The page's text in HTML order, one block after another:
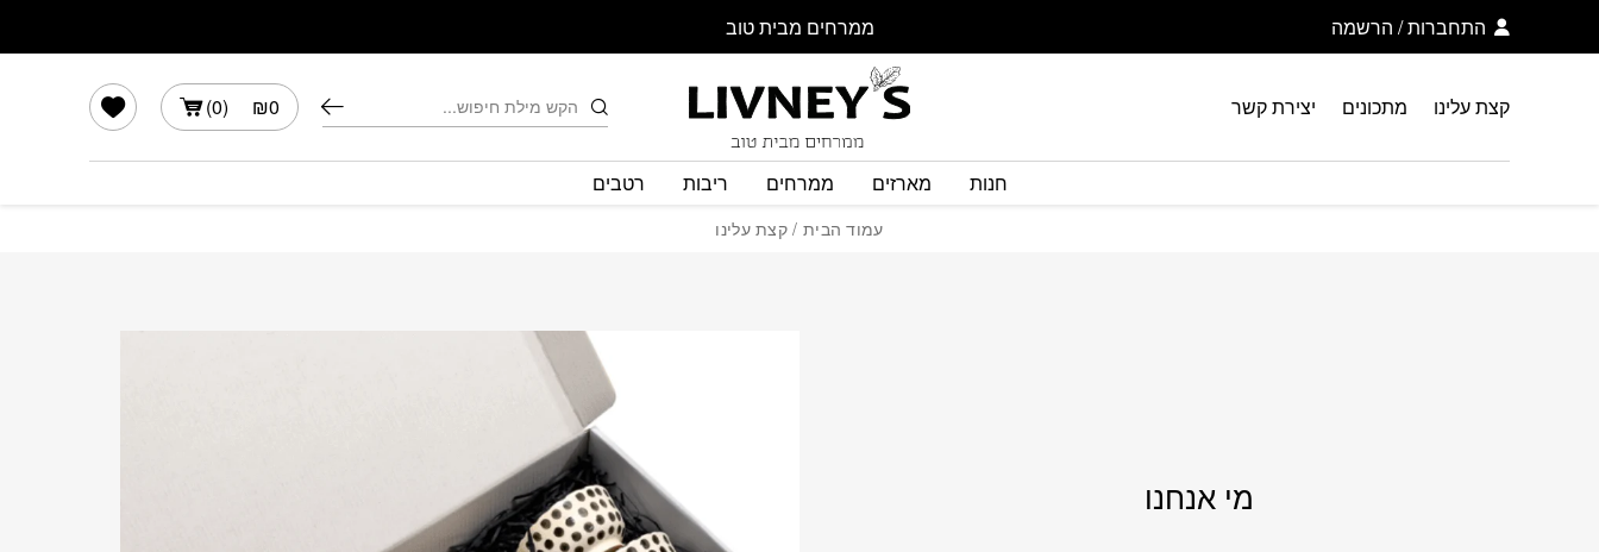
Skip to Content
ממרחים מבית טוב התחברות/ הרשמה
חיפוש ₪0
(
0
) קצת עלינו מתכונים יצירת קשר
חנות מארזים ממרחים ריבות רטבים
עמוד הבית / קצת עלינו
מי אנחנו
בחזרה למעלה